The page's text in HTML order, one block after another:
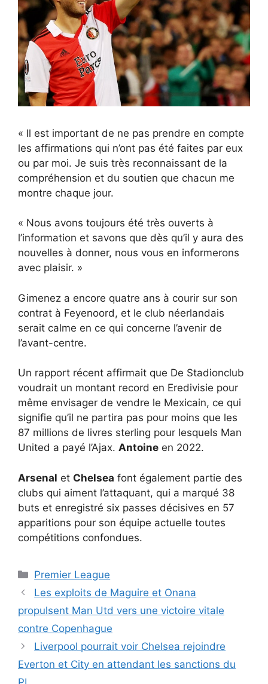
« Il est important de ne pas prendre en compte
les affirmations qui n’ont pas été faites par eux
ou par moi. Je suis très reconnaissant de la
compréhension et du soutien que chacun me
montre chaque jour.
« Nous avons toujours été très ouverts à
l’information et savons que dès qu’il y aura des
nouvelles à donner, nous vous en informerons
avec plaisir. »
Gimenez a encore quatre ans à courir sur son
contrat à Feyenoord, et le club néerlandais
serait calme en ce qui concerne l’avenir de
l’avant-centre.
Un rapport récent affirmait que De Stadionclub
voudrait un montant record en Eredivisie pour
même envisager de vendre le Mexicain, ce qui
signifie qu’il ne partira pas pour moins que les
87 millions de livres sterling pour lesquels Man
United a payé l’Ajax. Antoine en 2022.
Arsenal et Chelsea font également partie des
clubs qui aiment l’attaquant, qui a marqué 38
buts et enregistré six passes décisives en 57
apparitions pour son équipe actuelle toutes
compétitions confondues.
Catégories
Premier League
Les exploits de Maguire et Onana
propulsent Man Utd vers une victoire vitale
contre Copenhague
Liverpool pourrait voir Chelsea rejoindre
Everton et City en attendant les sanctions du